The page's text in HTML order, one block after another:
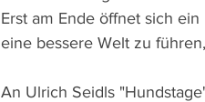
Erst am Ende öffnet sich
eine bessere Welt zu
An Ulrich Seidls